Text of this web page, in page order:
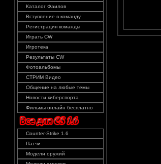
Каталог Фаилов
Вступление в команду
Регистрация команды
Играть CW
Игротека
Результаты CW
Фотоальбомы
СТРИМ Видео
Общение на любые темы
Новости киберспорта
Фильмы онлайн бесплатно
Counter-Strike 1.6
Патчи
Модели оружий